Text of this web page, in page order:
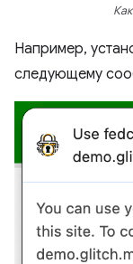
Например,
следующему